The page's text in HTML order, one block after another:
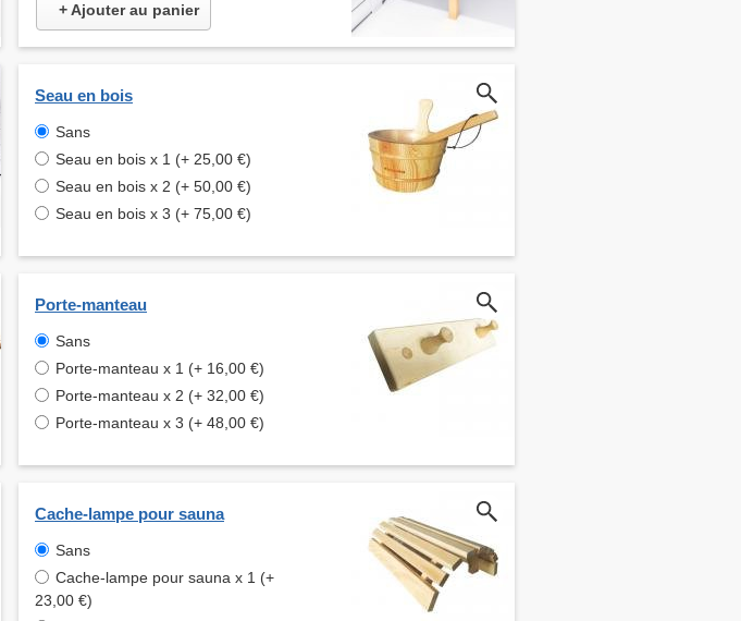
+ Ajouter au panier
Seau en bois
Sans
Seau en bois x 1 (+ 25,00 €)
Seau en bois x 2 (+ 50,00 €)
Seau en bois x 3 (+ 75,00 €)
Porte-manteau
Sans
Porte-manteau x 1 (+ 16,00 €)
Porte-manteau x 2 (+ 32,00 €)
Porte-manteau x 3 (+ 48,00 €)
Cache-lampe pour sauna
Sans
Cache-lampe pour sauna x 1 (+
23,00 €)